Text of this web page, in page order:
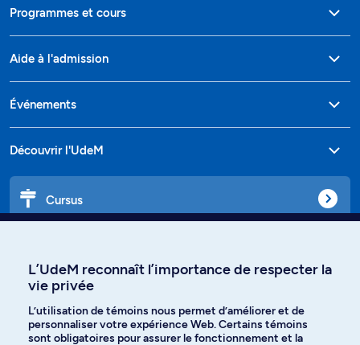
Programmes et cours
Aide à l'admission
Événements
Découvrir l'UdeM
Cursus
Langues
L’UdeM reconnaît l’importance de respecter la
vie privée
L’utilisation de témoins nous permet d’améliorer et de
personnaliser votre expérience Web. Certains témoins
sont obligatoires pour assurer le fonctionnement et la